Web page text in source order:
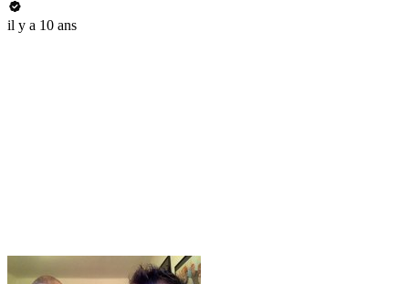
il y a 10 ans